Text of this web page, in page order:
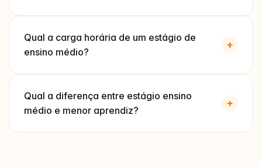
Qual a carga horária de um estágio de
ensino médio?
+
Qual a diferença entre estágio ensino
médio e menor aprendiz?
+